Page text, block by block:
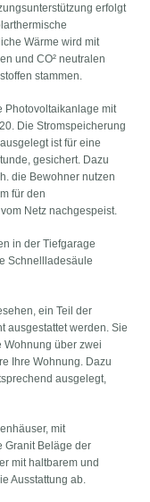
erfolgt
Wärme wird mit
und CO² neutralen
stammen.
Photovoltaikanlage mit
Die Stromspeicherung
ist für eine
gesichert. Dazu
die Bewohner nutzen
für den
Netz nachgespeist.
in der Tiefgarage
Schnellladesäule
ein Teil der
ausgestattet werden. Sie
Wohnung über zwei
Ihre Wohnung. Dazu
ausgelegt,
mit
Granit Beläge der
mit haltbarem und
Ausstattung ab.